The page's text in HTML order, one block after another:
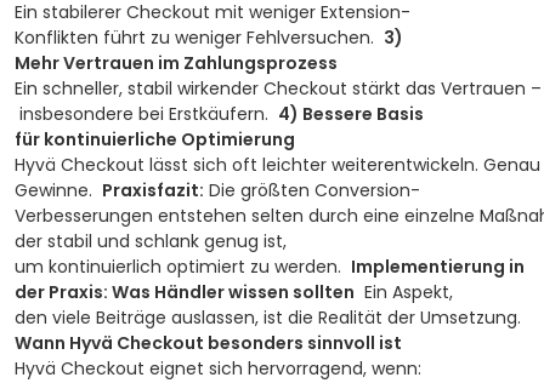
Ein stabilerer Checkout mit weniger Extension-
Konflikten führt zu weniger Fehlversuchen. 3)
Mehr Vertrauen im Zahlungsprozess
Ein schneller, stabil wirkender Checkout stärkt das Vertrauen –
insbesondere bei Erstkäufern. 4) Bessere Basis
für kontinuierliche Optimierung
Hyvä Checkout lässt sich oft leichter weiterentwickeln.
Gewinne. Praxisfazit: Die größten Conversion-
Verbesserungen entstehen selten durch eine einzelne
der stabil und schlank genug ist,
um kontinuierlich optimiert zu werden. Implementierung in
der Praxis: Was Händler wissen sollten Ein Aspekt,
den viele Beiträge auslassen, ist die Realität der Umsetzung.
Wann Hyvä Checkout besonders sinnvoll ist
Hyvä Checkout eignet sich hervorragend, wenn: